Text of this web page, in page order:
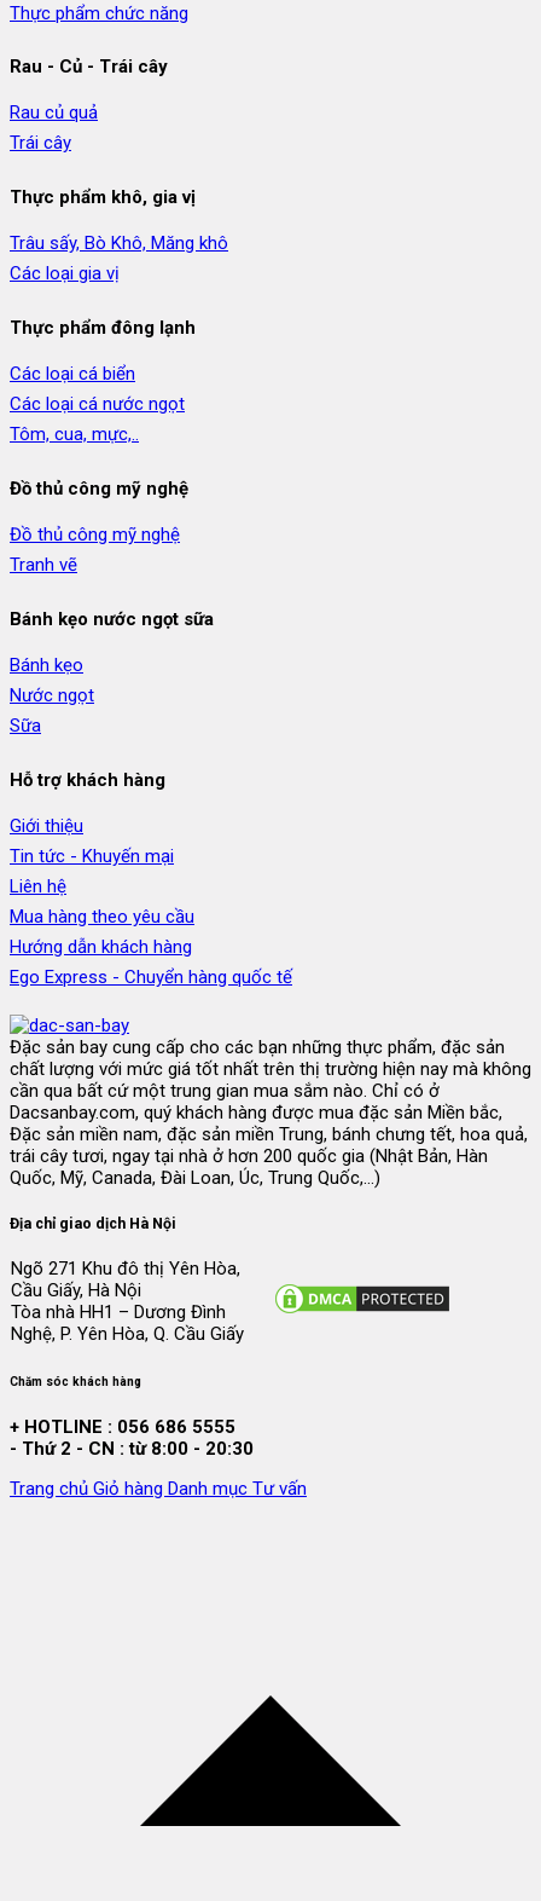
Thực phẩm chức năng
Rau - Củ - Trái cây
Rau củ quả
Trái cây
Thực phẩm khô, gia vị
Trâu sấy, Bò Khô, Măng khô
Các loại gia vị
Thực phẩm đông lạnh
Các loại cá biển
Các loại cá nước ngọt
Tôm, cua, mực,..
Đồ thủ công mỹ nghệ
Đồ thủ công mỹ nghệ
Tranh vẽ
Bánh kẹo nước ngọt sữa
Bánh kẹo
Nước ngọt
Sữa
Hỗ trợ khách hàng
Giới thiệu
Tin tức - Khuyến mại
Liên hệ
Mua hàng theo yêu cầu
Hướng dẫn khách hàng
Ego Express - Chuyển hàng quốc tế
Đặc sản bay cung cấp cho các bạn những thực phẩm, đặc sản
chất lượng với mức giá tốt nhất trên thị trường hiện nay mà không
cần qua bất cứ một trung gian mua sắm nào. Chỉ có ở
Dacsanbay.com, quý khách hàng được mua đặc sản Miền bắc,
Đặc sản miền nam, đặc sản miền Trung, bánh chưng tết, hoa quả,
trái cây tươi, ngay tại nhà ở hơn 200 quốc gia (Nhật Bản, Hàn
Quốc, Mỹ, Canada, Đài Loan, Úc, Trung Quốc,...)
Địa chỉ giao dịch Hà Nội
Ngõ 271 Khu đô thị Yên Hòa,
Cầu Giấy, Hà Nội
Tòa nhà HH1 – Dương Đình
Nghệ, P. Yên Hòa, Q. Cầu Giấy
Chăm sóc khách hàng
+ HOTLINE : 056 686 5555
- Thứ 2 - CN : từ 8:00 - 20:30
Trang chủ Giỏ hàng Danh mục Tư vấn